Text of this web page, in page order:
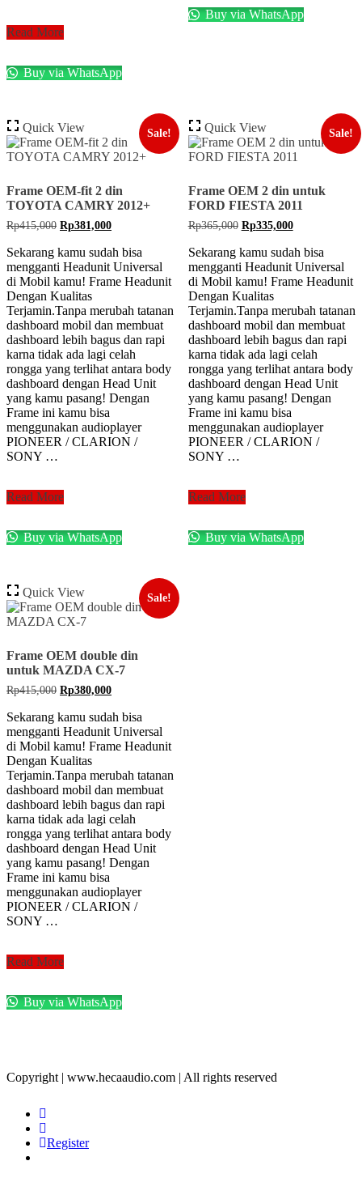
Frame
COROLLA
2008-
2012
Read More
Buy via WhatsApp
/
Buy via WhatsApp
Quick View Sale!
Frame OEM-fit 2 din
TOYOTA CAMRY 2012+
Rp415,000 Original
was:
Rp415,000.
Rp381,000Current
is:
Rp381,000.
Sekarang kamu sudah bisa
mengganti Headunit Universal
di Mobil kamu! Frame Headunit
Dengan Kualitas
Terjamin.Tanpa merubah tatanan
dashboard mobil dan membuat
dashboard lebih bagus dan rapi
karna tidak ada lagi celah
rongga yang terlihat antara body
dashboard dengan Head Unit
yang kamu pasang! Dengan
Frame ini kamu bisa
menggunakan audioplayer
PIONEER / CLARION /
SONY …
Frame
2
CAMRY
2012+
Read More
Buy via WhatsApp
Quick View Sale!
Frame OEM 2 din untuk
FORD FIESTA 2011
Rp365,000 Original
was:
Rp365,000.
Rp335,000Current
is:
Rp335,000.
Sekarang kamu sudah bisa
mengganti Headunit Universal
di Mobil kamu! Frame Headunit
Dengan Kualitas
Terjamin.Tanpa merubah tatanan
dashboard mobil dan membuat
dashboard lebih bagus dan rapi
karna tidak ada lagi celah
rongga yang terlihat antara body
dashboard dengan Head Unit
yang kamu pasang! Dengan
Frame ini kamu bisa
menggunakan audioplayer
PIONEER / CLARION /
SONY …
Frame
din
Read More
Buy via WhatsApp
Quick View Sale!
Frame OEM double din
untuk MAZDA CX-7
Rp415,000 Original
was:
Rp415,000.
Rp380,000Current
is:
Rp380,000.
Sekarang kamu sudah bisa
mengganti Headunit Universal
di Mobil kamu! Frame Headunit
Dengan Kualitas
Terjamin.Tanpa merubah tatanan
dashboard mobil dan membuat
dashboard lebih bagus dan rapi
karna tidak ada lagi celah
rongga yang terlihat antara body
dashboard dengan Head Unit
yang kamu pasang! Dengan
Frame ini kamu bisa
menggunakan audioplayer
PIONEER / CLARION /
SONY …
Frame
din
Read More
Buy via WhatsApp
Copyright | www.hecaaudio.com | All rights reserved
Register